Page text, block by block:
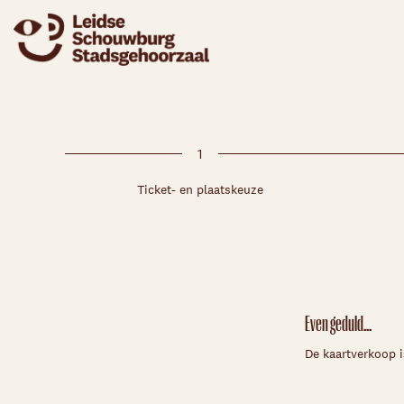
1
Ticket- en plaatskeuze
Even geduld...
De kaartverkoop